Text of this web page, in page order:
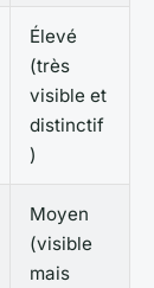
Élevé
(très
visible et
distinctif
)
Moyen
(visible
mais